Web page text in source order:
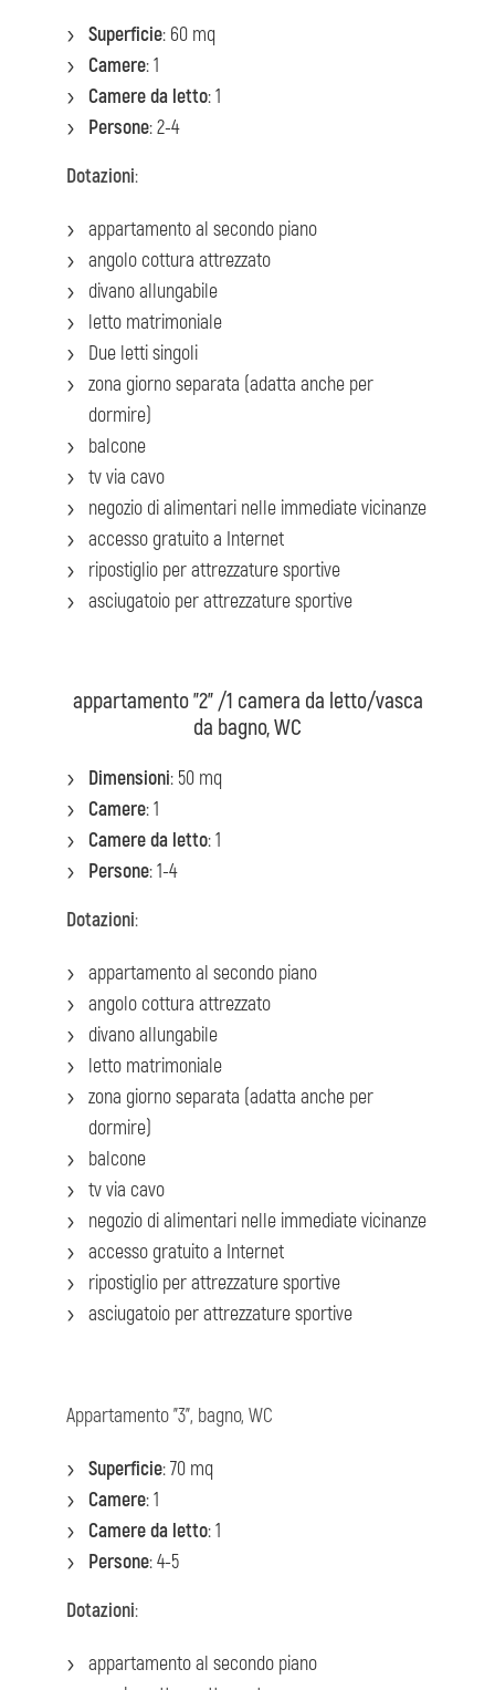
Superficie: 60 mq
Camere: 1
Camere da letto: 1
Persone: 2-4
Dotazioni:
appartamento al secondo piano
angolo cottura attrezzato
divano allungabile
letto matrimoniale
Due letti singoli
zona giorno separata (adatta anche per
dormire)
balcone
tv via cavo
negozio di alimentari nelle immediate vicinanze
accesso gratuito a Internet
ripostiglio per attrezzature sportive
asciugatoio per attrezzature sportive
appartamento "2" /1 camera da letto/vasca
da bagno, WC
Dimensioni: 50 mq
Camere: 1
Camere da letto: 1
Persone: 1-4
Dotazioni:
appartamento al secondo piano
angolo cottura attrezzato
divano allungabile
letto matrimoniale
zona giorno separata (adatta anche per
dormire)
balcone
tv via cavo
negozio di alimentari nelle immediate vicinanze
accesso gratuito a Internet
ripostiglio per attrezzature sportive
asciugatoio per attrezzature sportive
Appartamento "3", bagno, WC
Superficie: 70 mq
Camere: 1
Camere da letto: 1
Persone: 4-5
Dotazioni:
appartamento al secondo piano